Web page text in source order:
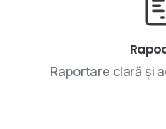
Raportare clară și